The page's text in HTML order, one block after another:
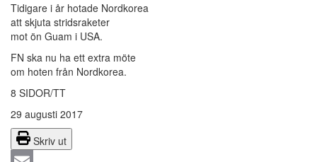
Tidigare i år hotade Nordkorea
att skjuta stridsraketer
mot ön Guam i USA.
FN ska nu ha ett extra möte
om hoten från Nordkorea.
8 SIDOR/TT
29 augusti 2017
Skriv ut